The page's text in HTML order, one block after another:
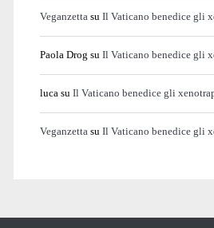
Veganzetta su Il Vaticano benedice gli
Paola Drog su Il Vaticano benedice gli
luca su Il Vaticano benedice gli
Veganzetta su Il Vaticano benedice gli